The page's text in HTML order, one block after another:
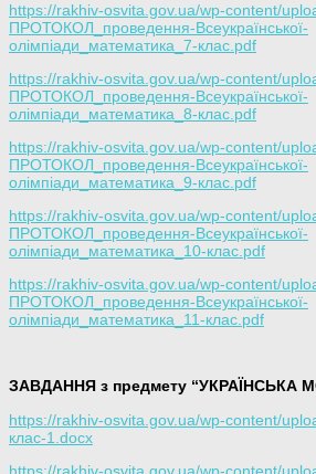
https://rakhiv-osvita.gov.ua/wp-content/
ПРОТОКОЛ_проведення-Всеукраїнської-
олімпіади_математика_7-клас.pdf
https://rakhiv-osvita.gov.ua/wp-content/
ПРОТОКОЛ_проведення-Всеукраїнської-
олімпіади_математика_8-клас.pdf
https://rakhiv-osvita.gov.ua/wp-content/
ПРОТОКОЛ_проведення-Всеукраїнської-
олімпіади_математика_9-клас.pdf
https://rakhiv-osvita.gov.ua/wp-content/
ПРОТОКОЛ_проведення-Всеукраїнської-
олімпіади_математика_10-клас.pdf
https://rakhiv-osvita.gov.ua/wp-content/
ПРОТОКОЛ_проведення-Всеукраїнської-
олімпіади_математика_11-клас.pdf
ЗАВДАННЯ з предмету “УКРАЇНСЬКА
https://rakhiv-osvita.gov.ua/wp-content/
клас-1.docx
https://rakhiv-osvita.gov.ua/wp-content/